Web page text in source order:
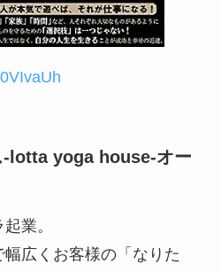
-lotta yoga house-オー
業。
幅広くお客様の「なりた